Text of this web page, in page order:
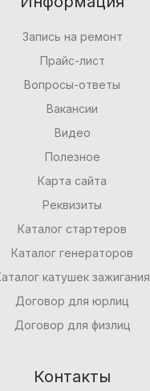
Запись на ремонт
Прайс-лист
Вопросы-ответы
Вакансии
Видео
Полезное
Карта сайта
Реквизиты
Каталог стартеров
Каталог генераторов
катушек зажигания
Договор для юрлиц
Договор для физлиц
Контакты